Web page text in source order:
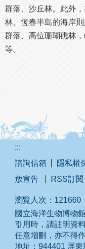
群落、沙丘林。此外
林。恆春半島的海岸
群落、高位珊瑚礁林
等。
:::
諮詢信箱
隱私權
放宣告
RSS訂閱
瀏覽人次： 121660
國立海洋生物博物
引用時，請註明資
任意增刪，亦不得
地址：944401 屏